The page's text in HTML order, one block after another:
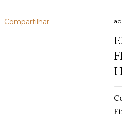
Compartilhar